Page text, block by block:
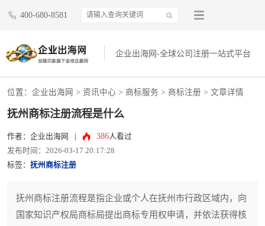
400-680-8581
企业出海网-全球公司注册一站式平台
位置： 企业出海网 > 资讯中心 > 商标服务 > 商标注册 > 文章详情
抚州商标注册流程是什么
作者：企业出海网 386人看过
发布时间：2026-03-17 20:17:28
标签： 抚州商标注册
抚州商标注册流程是指企业或个人在抚州市行政区域内，向
国家知识产权局商标局提出商标专用权申请，并依法获得核